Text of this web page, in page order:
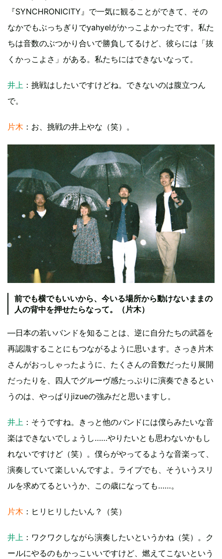
『SYNCHRONICITY』で一気に観ることができて、その
なかでもぶっちぎりでyahyelがかっこよかったです。私た
ちは音数のぶつかり合いで勝負してるけど、彼らには「抜
くかっこよさ」がある。私たちにはできないなって。
井上 ：挑戦はしたいですけどね。できないのは腹立つん
で。
片木 ：お、挑戦の井上やな（笑）。
前でも横でもいいから、今いる場所から動けないままの
人の背中を押せたらなって。（片木）
―日本の若いバンドを知ることは、逆に自分たちの武器を
再認識することにもつながるように思います。さっき片木
さんがおっしゃったように、たくさんの音数だったり展開
だったりを、四人でグルーヴ感たっぷりに演奏できるとい
うのは、やっぱりjizueの強みだと思いますし。
井上 ：そうですね。きっと他のバンドには僕らみたいな音
楽はできないでしょうし……やりたいとも思わないかもし
れないですけど（笑）。僕らがやってるような音楽って、
演奏していて楽しいんですよ。ライブでも、そういうスリ
ルを求めてるというか、この歳になっても……。
片木 ：ヒリヒリしたいん？（笑）
井上 ：ワクワクしながら演奏したいというかね（笑）。ク
ールにやるのもかっこいいですけど、燃えてこないという